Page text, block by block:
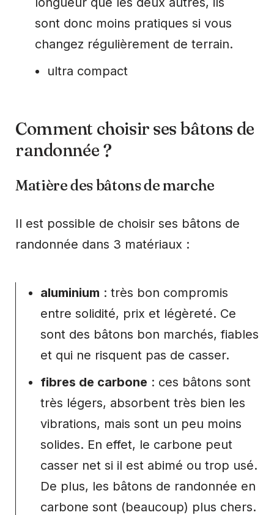
sont donc moins pratiques si vous
changez régulièrement de terrain.
ultra compact
Comment choisir ses bâtons de
randonnée ?
Matière des bâtons de marche
Il est possible de choisir ses bâtons de
randonnée dans 3 matériaux :
aluminium : très bon compromis
entre solidité, prix et légèreté. Ce
sont des bâtons bon marchés, fiables
et qui ne risquent pas de casser.
fibres de carbone : ces bâtons sont
très légers, absorbent très bien les
vibrations, mais sont un peu moins
solides. En effet, le carbone peut
casser net si il est abimé ou trop usé.
De plus, les bâtons de randonnée en
carbone sont (beaucoup) plus chers.